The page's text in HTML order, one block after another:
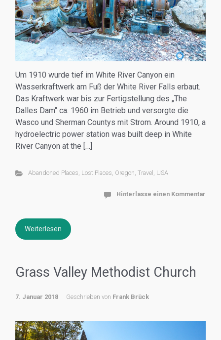
Um 1910 wurde tief im White River Canyon ein
Wasserkraftwerk am Fuß der White River Falls erbaut.
Das Kraftwerk war bis zur Fertigstellung des „The
Dalles Dam“ ca. 1960 im Betrieb und versorgte die
Wasco und Sherman Countys mit Strom. Around 1910, a
hydroelectric power station was built deep in White
River Canyon at the […]
Abandoned Places, Lost Places, Oregon, Travel , USA
Hinterlasse einen Kommentar
Weiterlesen
Grass Valley Methodist Church
7. Januar 2018 Geschrieben von Frank Brück